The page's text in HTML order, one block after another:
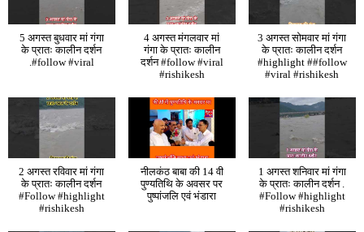
5 अगस्त बुधवार मां गंगा
के प्रातः कालीन दर्शन
.#follow #viral
4 अगस्त मंगलवार मां
गंगा के प्रातः कालीन
दर्शन #follow #viral
#rishikesh
3 अगस्त सोमवार मां गंगा
के प्रातः कालीन दर्शन
#highlight ##follow
#viral #rishikesh
2 अगस्त रविवार मां गंगा
के प्रातः कालीन दर्शन
#Follow #highlight
#rishikesh
नीलकंठ बाबा की 14 वी
पुण्यतिथि के अवसर पर
पुष्पांजलि एवं भंडारा
1 अगस्त शनिवार मां गंगा
के प्रातः कालीन दर्शन .
#Follow #highlight
#rishikesh